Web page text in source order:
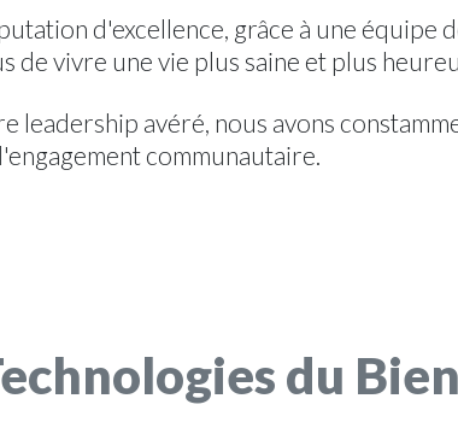
d'excellence, grâce à une
vivre une vie plus saine et plus
leadership avéré, nous avons
communautaire.
du